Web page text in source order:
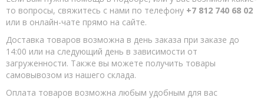
Круги отрезные по камню
Сверла Форстнера
Фрезы
Шкурка шлифовальные
то вопросы, свяжитесь с нами по телефону +7 812 740 68 02
или в онлайн-чате прямо на сайте.
Доставка товаров возможна в день заказа при заказе до
14:00 или на следующий день в зависимости от
загруженности. Также вы можете получить товары
самовывозом из нашего склада.
Оплата товаров возможна любым удобным для вас